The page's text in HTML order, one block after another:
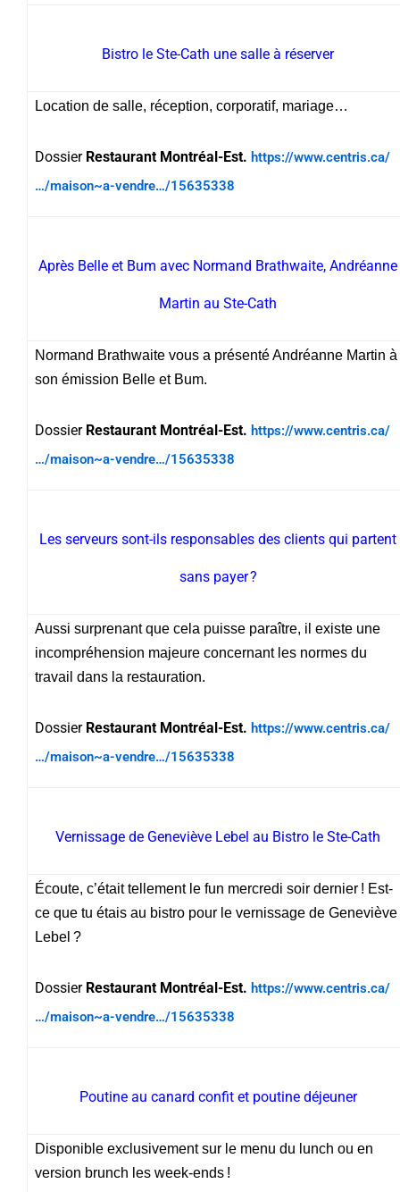
Bistro le Ste-Cath une salle à réserver
Location de salle, réception, corporatif, mariage…
Dossier Restaurant Montréal-Est. https://www.centris.ca/
…/maison~a-vendre…/15635338
Après Belle et Bum avec Normand Brathwaite, Andréanne
Martin au Ste-Cath
Normand Brathwaite vous a présenté Andréanne Martin à
son émission Belle et Bum.
Dossier Restaurant Montréal-Est. https://www.centris.ca/
…/maison~a-vendre…/15635338
Les serveurs sont-ils responsables des clients qui partent
sans payer ?
Aussi surprenant que cela puisse paraître, il existe une
incompréhension majeure concernant les normes du
travail dans la restauration.
Dossier Restaurant Montréal-Est. https://www.centris.ca/
…/maison~a-vendre…/15635338
Vernissage de Geneviève Lebel au Bistro le Ste-Cath
Écoute, c’était tellement le fun mercredi soir dernier ! Est-
ce que tu étais au bistro pour le vernissage de Geneviève
Lebel ?
Dossier Restaurant Montréal-Est. https://www.centris.ca/
…/maison~a-vendre…/15635338
Poutine au canard confit et poutine déjeuner
Disponible exclusivement sur le menu du lunch ou en
version brunch les week-ends !